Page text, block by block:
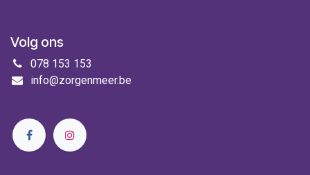
Volg ons
078 153 153
info@zorgenmeer.be